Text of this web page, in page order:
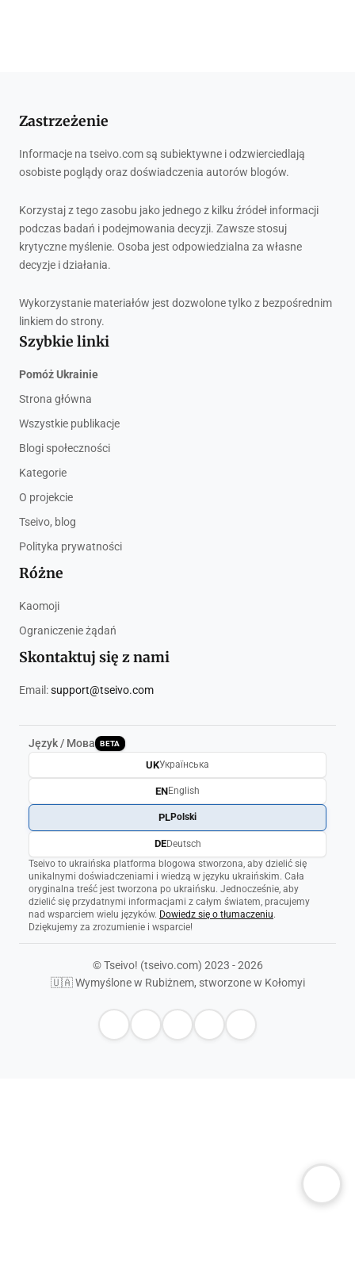
Zastrzeżenie
Informacje na tseivo.com są subiektywne i odzwierciedlają
osobiste poglądy oraz doświadczenia autorów blogów.
Korzystaj z tego zasobu jako jednego z kilku źródeł informacji
podczas badań i podejmowania decyzji. Zawsze stosuj
krytyczne myślenie. Osoba jest odpowiedzialna za własne
decyzje i działania.
Wykorzystanie materiałów jest dozwolone tylko z bezpośrednim
linkiem do strony.
Szybkie linki
Pomóż Ukrainie
Strona główna
Wszystkie publikacje
Blogi społeczności
Kategorie
O projekcie
Tseivo, blog
Polityka prywatności
Różne
Kaomoji
Ograniczenie żądań
Skontaktuj się z nami
Email:support@tseivo.com
Język / Мова BETA
Tseivo to ukraińska platforma blogowa stworzona, aby dzielić się
unikalnymi doświadczeniami i wiedzą w języku ukraińskim. Cała
oryginalna treść jest tworzona po ukraińsku. Jednocześnie, aby
dzielić się przydatnymi informacjami z całym światem, pracujemy
nad wsparciem wielu języków. Dowiedz się o tłumaczeniu.
Dziękujemy za zrozumienie i wsparcie!
UKУкраїнська
ENEnglish
PLPolski
DEDeutsch
© Tseivo! (tseivo.com) 2023 - 2026
🇺🇦 Wymyślone w Rubiżnem, stworzone w Kołomyi